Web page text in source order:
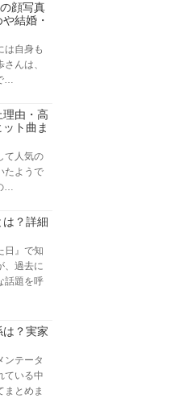
顔写真
結婚・
は自身も
んは、
…
由・高
ト曲ま
て人気の
たようで
…
？詳細
日』で知
、過去に
話題を呼
？実家
ンテータ
ている中
まとめま